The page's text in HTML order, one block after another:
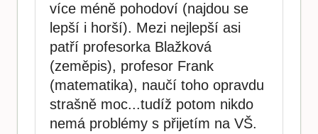
více méně pohodoví (najdou se
lepší i horší). Mezi nejlepší asi
patří profesorka Blažková
(zeměpis), profesor Frank
(matematika), naučí toho opravdu
strašně moc...tudíž potom nikdo
nemá problémy s přijetím na VŠ.